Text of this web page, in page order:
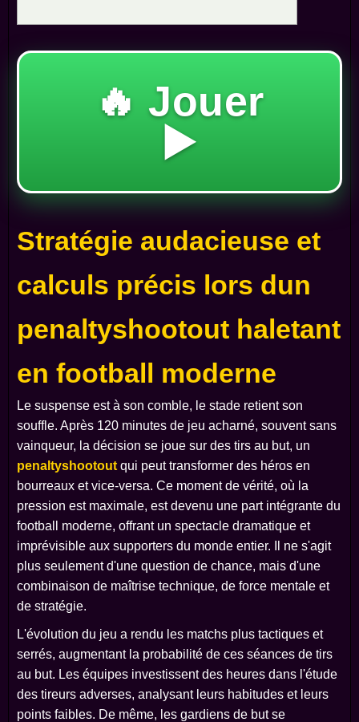
🔥 Jouer
▶️
Stratégie audacieuse et
calculs précis lors dun
penaltyshootout haletant
en football moderne
Le suspense est à son comble, le stade retient son
souffle. Après 120 minutes de jeu acharné, souvent sans
vainqueur, la décision se joue sur des tirs au but, un
penaltyshootout qui peut transformer des héros en
bourreaux et vice-versa. Ce moment de vérité, où la
pression est maximale, est devenu une part intégrante du
football moderne, offrant un spectacle dramatique et
imprévisible aux supporters du monde entier. Il ne s'agit
plus seulement d'une question de chance, mais d'une
combinaison de maîtrise technique, de force mentale et
de stratégie.
L'évolution du jeu a rendu les matchs plus tactiques et
serrés, augmentant la probabilité de ces séances de tirs
au but. Les équipes investissent des heures dans l'étude
des tireurs adverses, analysant leurs habitudes et leurs
points faibles. De même, les gardiens de but se